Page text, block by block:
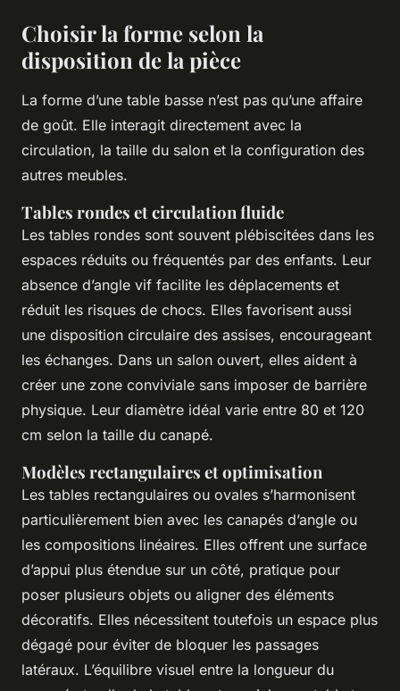
Choisir la forme selon la
disposition de la pièce
La forme d’une table basse n’est pas qu’une affaire
de goût. Elle interagit directement avec la
circulation, la taille du salon et la configuration des
autres meubles.
Tables rondes et circulation fluide
Les tables rondes sont souvent plébiscitées dans les
espaces réduits ou fréquentés par des enfants. Leur
absence d’angle vif facilite les déplacements et
réduit les risques de chocs. Elles favorisent aussi
une disposition circulaire des assises, encourageant
les échanges. Dans un salon ouvert, elles aident à
créer une zone conviviale sans imposer de barrière
physique. Leur diamètre idéal varie entre 80 et 120
cm selon la taille du canapé.
Modèles rectangulaires et optimisation
Les tables rectangulaires ou ovales s’harmonisent
particulièrement bien avec les canapés d’angle ou
les compositions linéaires. Elles offrent une surface
d’appui plus étendue sur un côté, pratique pour
poser plusieurs objets ou aligner des éléments
décoratifs. Elles nécessitent toutefois un espace plus
dégagé pour éviter de bloquer les passages
latéraux. L’équilibre visuel entre la longueur du